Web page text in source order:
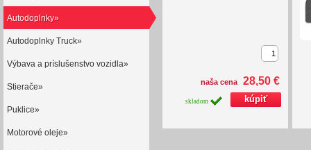
Autodoplnky»
Autodoplnky Truck»
Výbava a príslušenstvo vozidla»
Stierače»
Puklice»
Motorové oleje»
naša cena 28,50 €
skladom